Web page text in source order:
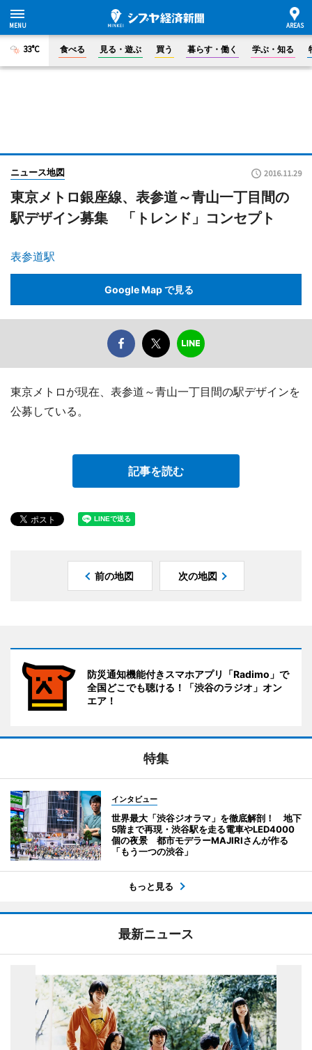
33°C 食べる 見る・遊ぶ 買う 暮らす・働く 学ぶ・知る
ニュース地図 2016.11.29
東京メトロ銀座線、表参道～青山一丁目間の
駅デザイン募集 「トレンド」コンセプト
表参道駅
Google Map で見る
東京メトロが現在、表参道～青山一丁目間の駅デザインを
公募している。
記事を読む
前の地図 次の地図
防災通知機能付きスマホアプリ「Radimo」で
全国どこでも聴ける！「渋谷のラジオ」オン
エア！
特集
インタビュー
世界最大「渋谷ジオラマ」を徹底解剖！ 地下
5階まで再現・渋谷駅を走る電車やLED4000
個の夜景 都市モデラーMAJIRIさんが作る
「もう一つの渋谷」
もっと見る
最新ニュース